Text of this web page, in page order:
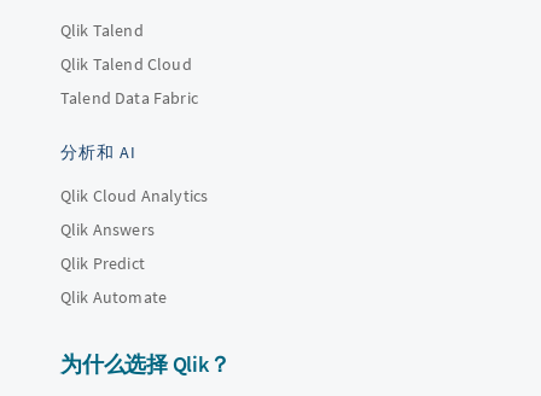
Qlik Talend
Qlik Talend Cloud
Talend Data Fabric
分析和 AI
Qlik Cloud Analytics
Qlik Answers
Qlik Predict
Qlik Automate
为什么选择 Qlik？